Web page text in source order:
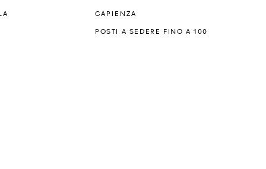
CAPIENZA
POSTI A SEDERE FINO A 100